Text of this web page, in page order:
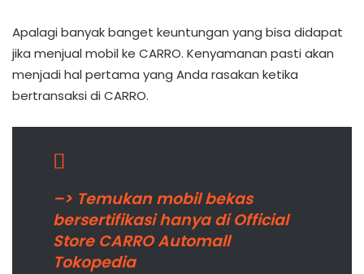
Apalagi banyak banget keuntungan yang bisa didapat
jika menjual mobil ke CARRO. Kenyamanan pasti akan
menjadi hal pertama yang Anda rasakan ketika
bertransaksi di CARRO.
–> Temukan mobil bekas
bersertifikasi hanya di Official
Store CARRO Automall
Tokopedia